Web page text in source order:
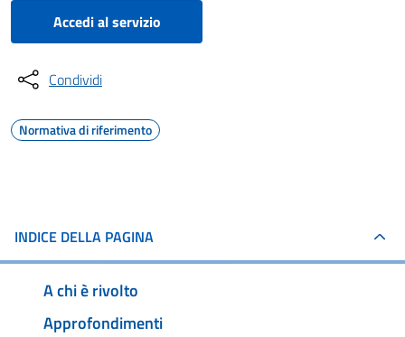
Accedi al servizio
Condividi
Normativa di riferimento
INDICE DELLA PAGINA
A chi è rivolto
Approfondimenti